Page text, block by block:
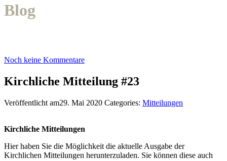
Blog
Noch keine Kommentare
Kirchliche Mitteilung #23
Veröffentlicht am29. Mai 2020 Categories: Mitteilungen
Kirchliche Mitteilungen
Hier haben Sie die Möglichkeit die aktuelle Ausgabe der
Kirchlichen Mitteilungen herunterzuladen. Sie können diese auch